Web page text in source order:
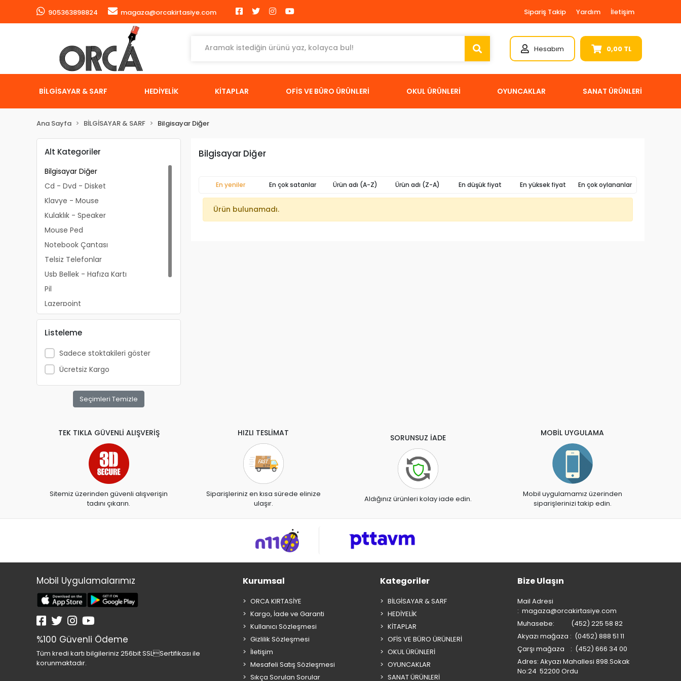
905363898824 magaza@orcakirtasiye.com Sipariş Takip Yardım İletişim
Hesabım 0,00 TL
BİLGİSAYAR & SARF HEDİYELİK KİTAPLAR OFİS VE BÜRO ÜRÜNLERİ OKUL ÜRÜNLERİ OYUNCAKLAR SANAT ÜRÜNLERİ
Ana Sayfa BİLGİSAYAR & SARF Bilgisayar Diğer
Alt Kategoriler
Bilgisayar Diğer
Cd - Dvd - Disket
Klavye - Mouse
Kulaklık - Speaker
Mouse Ped
Notebook Çantası
Telsiz Telefonlar
Usb Bellek - Hafıza Kartı
Pil
Lazerpoint
Yazıcı mürekkepleri
FAN
Listeleme
Sadece stoktakileri göster
Ücretsiz Kargo
Seçimleri Temizle
Bilgisayar Diğer
En yeniler En çok satanlar Ürün adı (A-Z) Ürün adı (Z-A) En düşük fiyat En yüksek fiyat En çok oylananlar
Ürün bulunamadı.
TEK TIKLA GÜVENLİ ALIŞVERİŞ
Sitemiz üzerinden güvenli alışverişin
tadını çıkarın.
HIZLI TESLİMAT
Siparişleriniz en kısa sürede elinize
ulaşır.
SORUNSUZ İADE
Aldığınız ürünleri kolay iade edin.
MOBİL UYGULAMA
Mobil uygulamamız üzerinden
siparişlerinizi takip edin.
Mobil Uygulamalarımız
%100 Güvenli Ödeme
Tüm kredi kartı bilgileriniz 256bit SSLSertifikası ile
korunmaktadır.
Kurumsal
ORCA KIRTASİYE
Kargo, İade ve Garanti
Kullanıcı Sözleşmesi
Gizlilik Sözleşmesi
İletişim
Mesafeli Satış Sözleşmesi
Sıkça Sorulan Sorular
Kategoriler
BİLGİSAYAR & SARF
HEDİYELİK
KİTAPLAR
OFİS VE BÜRO ÜRÜNLERİ
OKUL ÜRÜNLERİ
OYUNCAKLAR
SANAT ÜRÜNLERİ
Bize Ulaşın
Mail Adresi
: magaza@orcakirtasiye.com
Muhasebe: (452) 225 58 82
Akyazı mağaza : (0452) 888 51 11
Çarşı mağaza : (452) 666 34 00
Adres: Akyazı Mahallesi 898.Sokak
No:24 52200 Ordu